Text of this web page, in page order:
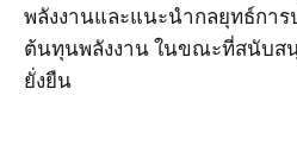
พลังงานและแนะนำกลยุทธ์การ
ต้นทุนพลังงาน ในขณะที่สนับส
ยั่งยืน